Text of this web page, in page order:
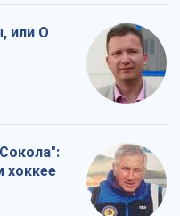
или О
хоккее